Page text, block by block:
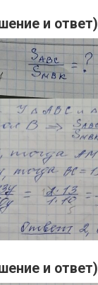
и ответ)
и ответ)